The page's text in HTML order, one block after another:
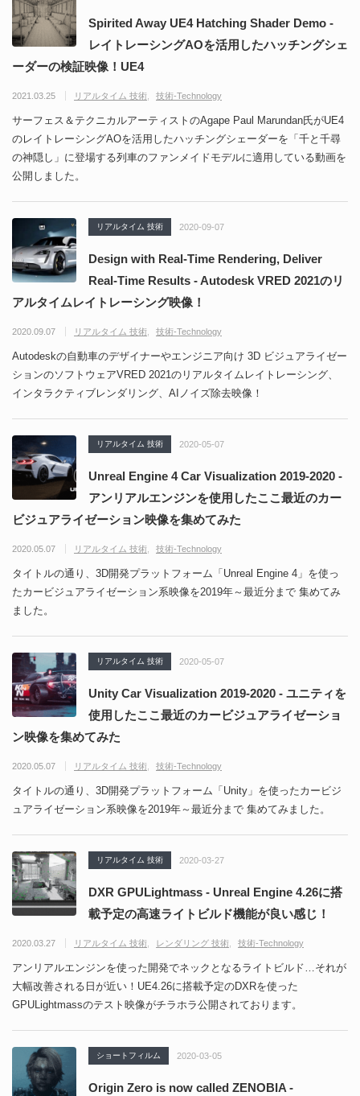
Spirited Away UE4 Hatching Shader Demo -
レイトレーシングAOを活用したハッチングシェ
ーダーの検証映像！UE4
2021.03.25 リアルタイム 技術 技術-Technology
サーフェス＆テクニカルアーティストのAgape Paul Marundan氏がUE4
のレイトレーシングAOを活用したハッチングシェーダーを「千と千尋
の神隠し」に登場する列車のファンメイドモデルに適用している動画を
公開しました。
リアルタイム 技術 2020-09-07
Design with Real-Time Rendering, Deliver
Real-Time Results - Autodesk VRED 2021のリ
アルタイムレイトレーシング映像！
2020.09.07 リアルタイム 技術 技術-Technology
Autodeskの自動車のデザイナーやエンジニア向け 3D ビジュアライゼー
ションのソフトウェアVRED 2021のリアルタイムレイトレーシング、
インタラクティブレンダリング、AIノイズ除去映像！
リアルタイム 技術 2020-05-07
Unreal Engine 4 Car Visualization 2019-2020 -
アンリアルエンジンを使用したここ最近のカー
ビジュアライゼーション映像を集めてみた
2020.05.07 リアルタイム 技術 技術-Technology
タイトルの通り、3D開発プラットフォーム「Unreal Engine 4」を使っ
たカービジュアライゼーション系映像を2019年～最近分まで 集めてみ
ました。
リアルタイム 技術 2020-05-07
Unity Car Visualization 2019-2020 - ユニティを
使用したここ最近のカービジュアライゼーショ
ン映像を集めてみた
2020.05.07 リアルタイム 技術 技術-Technology
タイトルの通り、3D開発プラットフォーム「Unity」を使ったカービジ
ュアライゼーション系映像を2019年～最近分まで 集めてみました。
リアルタイム 技術 2020-03-27
DXR GPULightmass - Unreal Engine 4.26に搭
載予定の高速ライトビルド機能が良い感じ！
2020.03.27 リアルタイム 技術 レンダリング 技術 技術-Technology
アンリアルエンジンを使った開発でネックとなるライトビルド…それが
大幅改善される日が近い！UE4.26に搭載予定のDXRを使った
GPULightmassのテスト映像がチラホラ公開されております。
ショートフィルム 2020-03-05
Origin Zero is now called ZENOBIA -